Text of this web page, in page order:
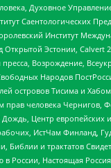
Духовное
Саентологических
Институт
Эстонии, Calvert
Возрождение,
Народов
островов Тисима и
человека Чернигов,
Центр
ИстЧам Финланд,
и трактатов
Настоящая